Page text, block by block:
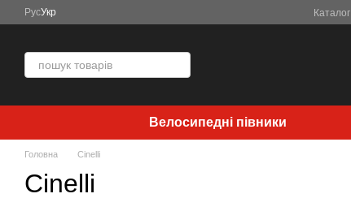
Перейти до основного контенту
РусУкр Каталог
Велосипедні півники
Головна Cinelli
Cinelli